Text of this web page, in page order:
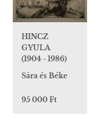
HINCZ
GYULA
(1904 - 1986)
Sára és Béke
95 000 Ft